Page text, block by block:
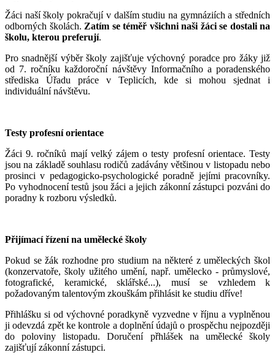
Žáci naší školy pokračují v dalším studiu na gymnáziích a středních
odborných školách. Zatím se téměř všichni naši žáci se dostali na
školu, kterou preferují.
Pro snadnější výběr školy zajišťuje výchovný poradce pro žáky již
od 7. ročníku každoroční návštěvy Informačního a poradenského
střediska Úřadu práce v Teplicích, kde si mohou sjednat i
individuální návštěvu.
Testy profesní orientace
Žáci 9. ročníků mají velký zájem o testy profesní orientace. Testy
jsou na základě souhlasu rodičů zadávány většinou v listopadu nebo
prosinci v pedagogicko-psychologické poradně jejími pracovníky.
Po vyhodnocení testů jsou žáci a jejich zákonní zástupci pozváni do
poradny k rozboru výsledků.
Přijímací řízení na umělecké školy
Pokud se žák rozhodne pro studium na některé z uměleckých škol
(konzervatoře, školy užitého umění, např. umělecko - průmyslové,
fotografické, keramické, sklářské...), musí se vzhledem k
požadovaným talentovým zkouškám přihlásit ke studiu dříve!
Přihlášku si od výchovné poradkyně vyzvedne v říjnu a vyplněnou
ji odevzdá zpět ke kontrole a doplnění údajů o prospěchu nejpozději
do poloviny listopadu. Doručení přhlášek na umělecké školy
zajišťují zákonní zástupci.